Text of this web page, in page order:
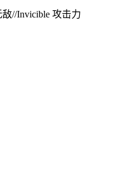
敌//Invicible 攻击力